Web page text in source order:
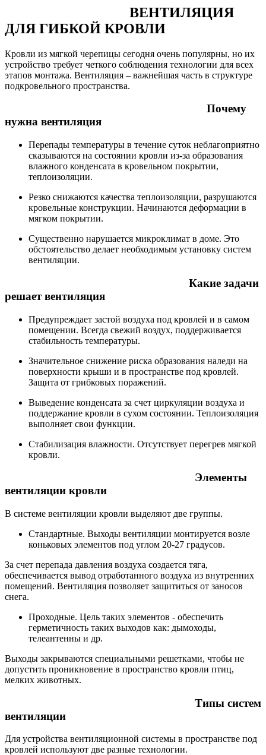
ВЕНТИЛЯЦИЯ
ДЛЯ ГИБКОЙ КРОВЛИ
Кровли из мягкой черепицы сегодня очень популярны, но их
устройство требует четкого соблюдения технологии для всех
этапов монтажа. Вентиляция – важнейшая часть в структуре
подкровельного пространства.
Почему
нужна вентиляция
Перепады температуры в течение суток неблагоприятно
сказываются на состоянии кровли из-за образования
влажного конденсата в кровельном покрытии,
теплоизоляции.
Резко снижаются качества теплоизоляции, разрушаются
кровельные конструкции. Начинаются деформации в
мягком покрытии.
Существенно нарушается микроклимат в доме. Это
обстоятельство делает необходимым установку систем
вентиляции.
Какие задачи
решает вентиляция
Предупреждает застой воздуха под кровлей и в самом
помещении. Всегда свежий воздух, поддерживается
стабильность температуры.
Значительное снижение риска образования наледи на
поверхности крыши и в пространстве под кровлей.
Защита от грибковых поражений.
Выведение конденсата за счет циркуляции воздуха и
поддержание кровли в сухом состоянии. Теплоизоляция
выполняет свои функции.
Стабилизация влажности. Отсутствует перегрев мягкой
кровли.
Элементы
вентиляции кровли
В системе вентиляции кровли выделяют две группы.
Стандартные. Выходы вентиляции монтируется возле
коньковых элементов под углом 20-27 градусов.
За счет перепада давления воздуха создается тяга,
обеспечивается вывод отработанного воздуха из внутренних
помещений. Вентиляция позволяет защититься от заносов
снега.
Проходные. Цель таких элементов - обеспечить
герметичность таких выходов как: дымоходы,
телеантенны и др.
Выходы закрываются специальными решетками, чтобы не
допустить проникновение в пространство кровли птиц,
мелких животных.
Типы систем
вентиляции
Для устройства вентиляционной системы в пространстве под
кровлей используют две разные технологии.